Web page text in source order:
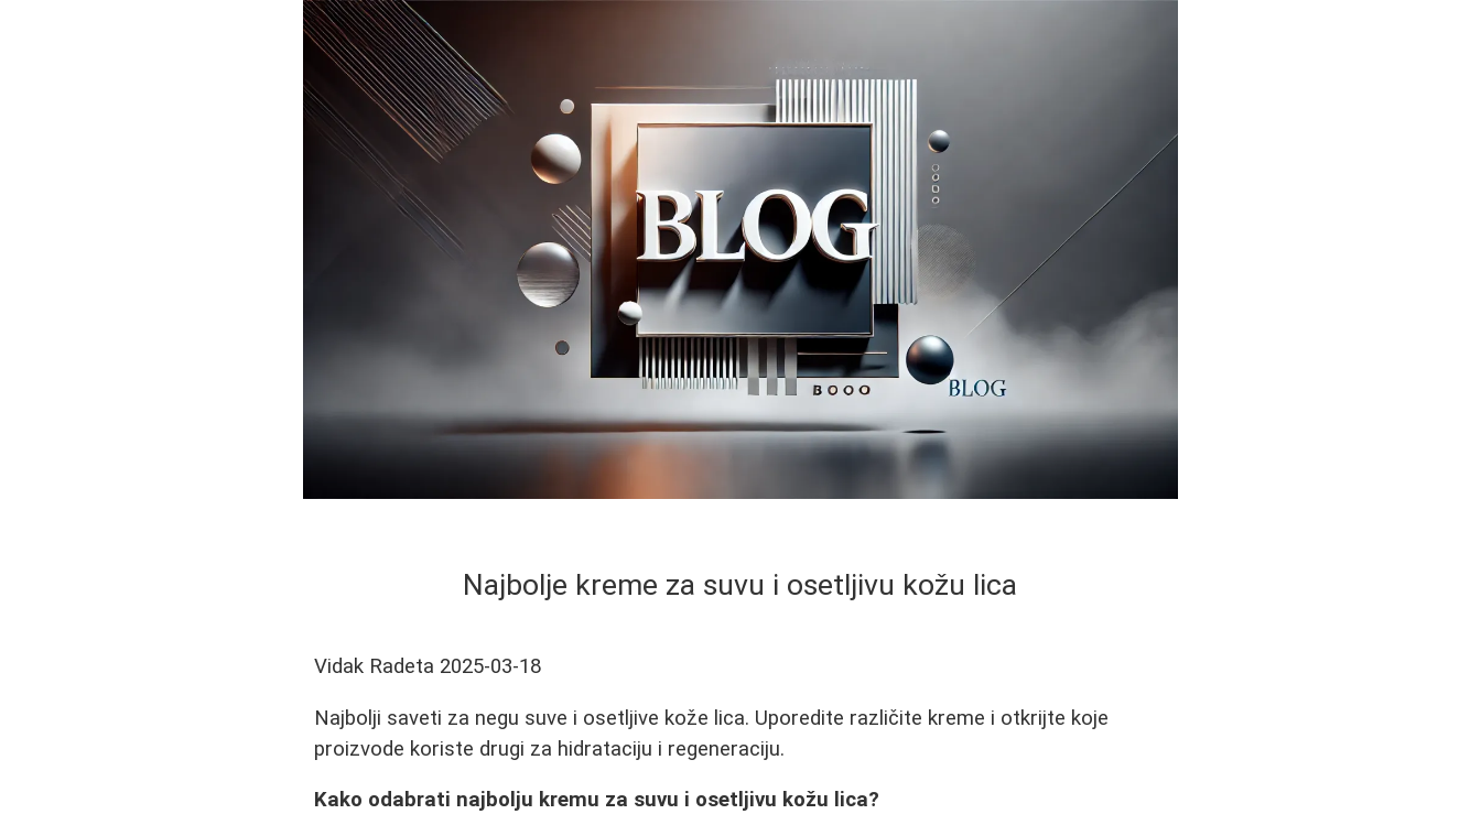
Najbolje kreme za suvu i osetljivu kožu lica
Vidak Radeta 2025-03-18
Najbolji saveti za negu suve i osetljive kože lica. Uporedite različite kreme i otkrijte koje
proizvode koriste drugi za hidrataciju i regeneraciju.
Kako odabrati najbolju kremu za suvu i osetljivu kožu lica?